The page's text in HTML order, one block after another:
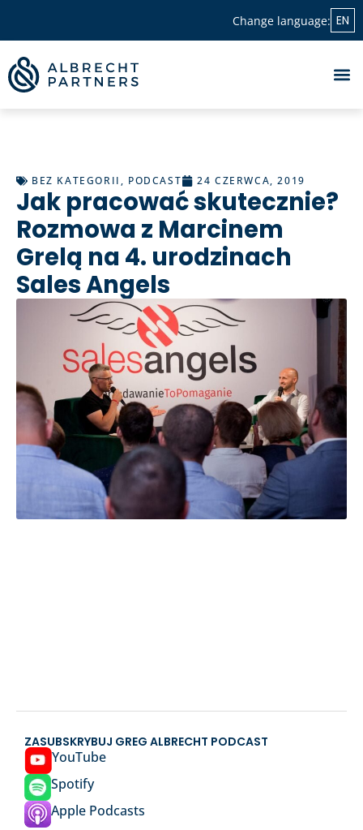
Change language: EN
BEZ KATEGORII , PODCAST 24 CZERWCA, 2019
Jak pracować skutecznie?
Rozmowa z Marcinem
Grelą na 4. urodzinach
Sales Angels
ZASUBSKRYBUJ GREG ALBRECHT PODCAST
YouTube
Spotify
Apple Podcasts